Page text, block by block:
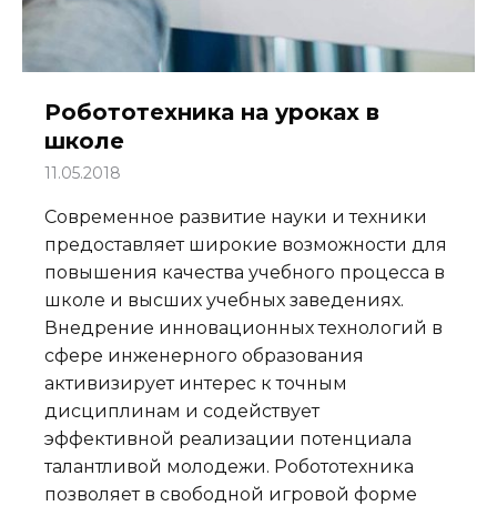
Робототехника на уроках в
школе
11.05.2018
Современное развитие науки и техники
предоставляет широкие возможности для
повышения качества учебного процесса в
школе и высших учебных заведениях.
Внедрение инновационных технологий в
сфере инженерного образования
активизирует интерес к точным
дисциплинам и содействует
эффективной реализации потенциала
талантливой молодежи. Робототехника
позволяет в свободной игровой форме